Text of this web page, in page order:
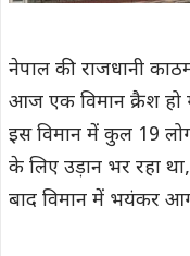
नेपाल की राजधानी
आज एक विमान क्रैश हो
इस विमान में कुल 19
के लिए उड़ान भर रहा
बाद विमान में भयंकर